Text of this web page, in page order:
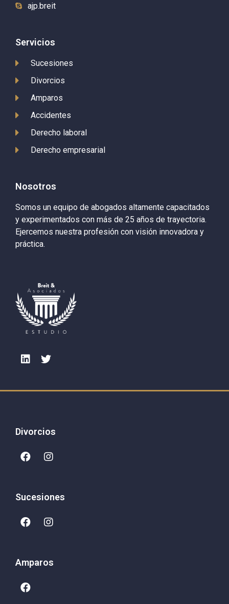
ajp.breit
Servicios
Sucesiones
Divorcios
Amparos
Accidentes
Derecho laboral
Derecho empresarial
Nosotros
Somos un equipo de abogados altamente capacitados
y experimentados con más de 25 años de trayectoria.
Ejercemos nuestra profesión con visión innovadora y
práctica.
Divorcios
Sucesiones
Amparos